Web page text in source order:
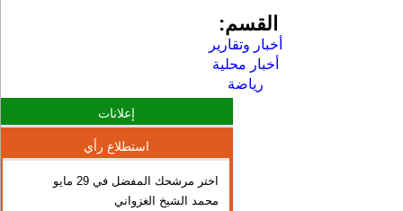
القسم:
أخبار وتقارير
أخبار محلية
رياضة
إعلانات
استطلاع رأي
اختر مرشحك المفضل في 29 مايو
محمد الشيخ الغزواني